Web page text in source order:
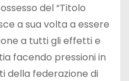
del “Titolo
a sua volta a essere
a tutti gli effetti e
facendo pressioni in
della federazione di